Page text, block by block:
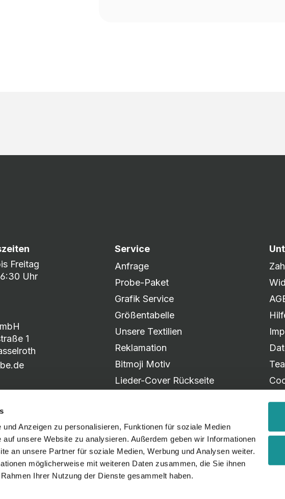
Anzeigen zu personalisieren, Funktionen für soziale Medien
unsere Website zu analysieren. Außerdem geben wir Informationen
an unsere Partner für soziale Medien, Werbung und Analysen weiter.
möglicherweise mit weiteren Daten zusammen, die Sie ihnen
Ihrer Nutzung der Dienste gesammelt haben.
Freitag
Uhr
1
Service
Anfrage
Probe-Paket
Grafik Service
Größentabelle
Unsere Textilien
Reklamation
Bitmoji Motiv
Lieder-Cover Rückseite
Social Media